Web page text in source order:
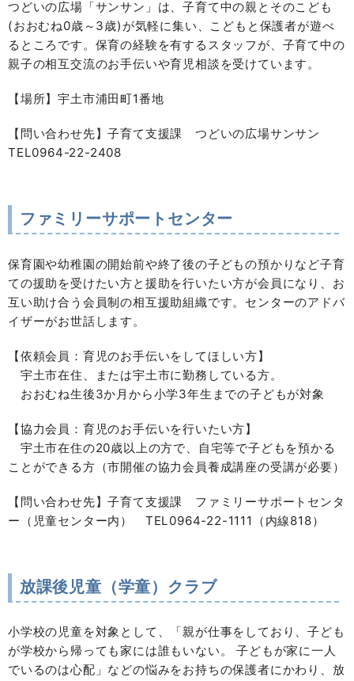
つどいの広場「サンサン」は、子育て中の親とそのこども
(おおむね0歳～3歳)が気軽に集い、こどもと保護者が遊べ
るところです。保育の経験を有するスタッフが、子育て中の
親子の相互交流のお手伝いや育児相談を受けています。
【場所】宇土市浦田町1番地
【問い合わせ先】子育て支援課 つどいの広場サンサン
TEL0964-22-2408
ファミリーサポートセンター
保育園や幼稚園の開始前や終了後の子どもの預かりなど子育
ての援助を受けたい方と援助を行いたい方が会員になり、お
互い助け合う会員制の相互援助組織です。センターのアドバ
イザーがお世話します。
【依頼会員：育児のお手伝いをしてほしい方】
宇土市在住、または宇土市に勤務している方。
おおむね生後3か月から小学3年生までの子どもが対象
【協力会員：育児のお手伝いを行いたい方】
宇土市在住の20歳以上の方で、自宅等で子どもを預かる
ことができる方（市開催の協力会員養成講座の受講が必要）
【問い合わせ先】子育て支援課 ファミリーサポートセンタ
ー（児童センター内） TEL0964-22-1111（内線818）
放課後児童（学童）クラブ
小学校の児童を対象として、「親が仕事をしており、子ども
が学校から帰っても家には誰もいない。 子どもが家に一人
でいるのは心配」などの悩みをお持ちの保護者にかわり、放